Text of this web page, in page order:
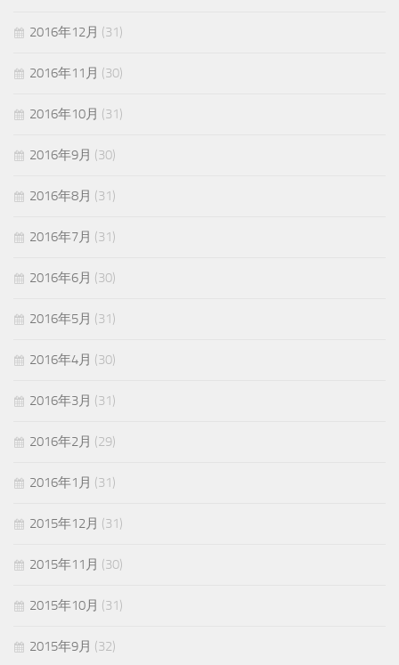
2016年12月 (31)
2016年11月 (30)
2016年10月 (31)
2016年9月 (30)
2016年8月 (31)
2016年7月 (31)
2016年6月 (30)
2016年5月 (31)
2016年4月 (30)
2016年3月 (31)
2016年2月 (29)
2016年1月 (31)
2015年12月 (31)
2015年11月 (30)
2015年10月 (31)
2015年9月 (32)